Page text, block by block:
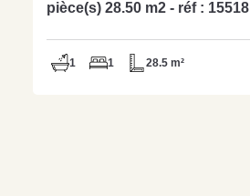
pièce(s) 28.50 m2 - réf : 15518
1 1 28.5 m²